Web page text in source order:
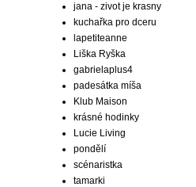
jana - zivot je krasny
kuchařka pro dceru
lapetiteanne
Liška Ryška
gabrielaplus4
padesátka míša
Klub Maison
krásné hodinky
Lucie Living
pondělí
scénaristka
tamarki